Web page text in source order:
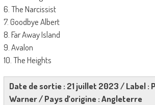
6. The Narcissist
7. Goodbye Albert
8. Far Away Island
9. Avalon
10. The Heights
Date de sortie : 21 juillet 2023 / Label :
Warner / Pays d’origine : Angleterre